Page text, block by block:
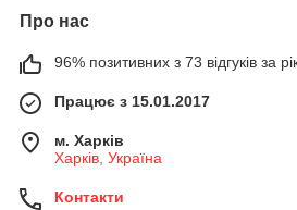
Про нас
96% позитивних з 73 відгуків за
Працює з 15.01.2017
м. Харків
Харків, Україна
Контакти